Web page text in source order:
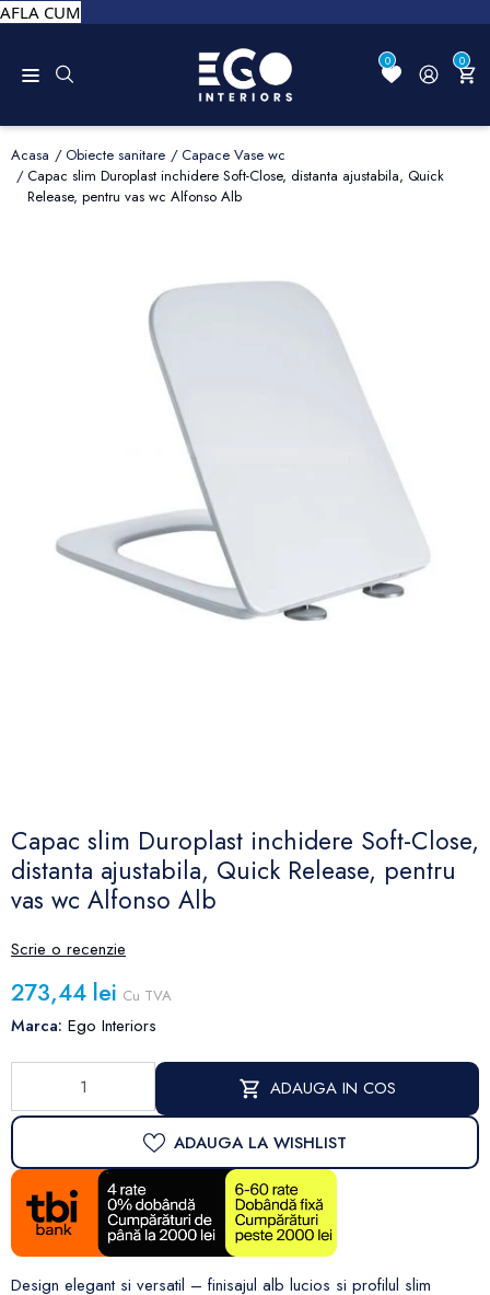
AFLA CUM
0 0
Acasa Obiecte sanitare
Capace Vase wc
Capac slim Duroplast inchidere Soft-Close, distanta ajustabila, Quick
Release, pentru vas wc Alfonso Alb
Capac slim Duroplast inchidere Soft-Close,
distanta ajustabila, Quick Release, pentru
vas wc Alfonso Alb
Scrie o recenzie
273,44 lei Cu TVA
Marca: Ego Interiors
ADAUGA IN COS
ADAUGA LA WISHLIST
Design elegant si versatil – finisajul alb lucios si profilul slim